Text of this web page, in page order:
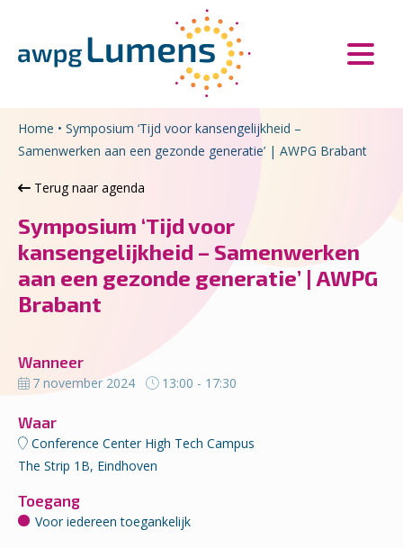
Home • Symposium ‘Tijd voor kansengelijkheid –
Samenwerken aan een gezonde generatie’ | AWPG Brabant
Terug naar agenda
Symposium ‘Tijd voor
kansengelijkheid – Samenwerken
aan een gezonde generatie’ | AWPG
Brabant
Wanneer
7 november 2024 13:00 - 17:30
Waar
Conference Center High Tech Campus
The Strip 1B, Eindhoven
Toegang
Voor iedereen toegankelijk